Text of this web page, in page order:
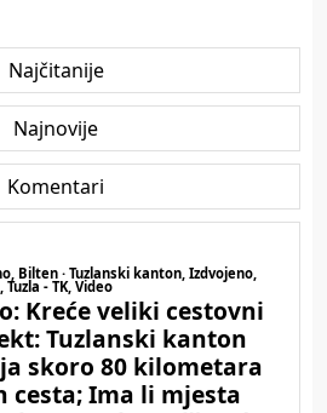
Najčitanije
Najnovije
Komentari